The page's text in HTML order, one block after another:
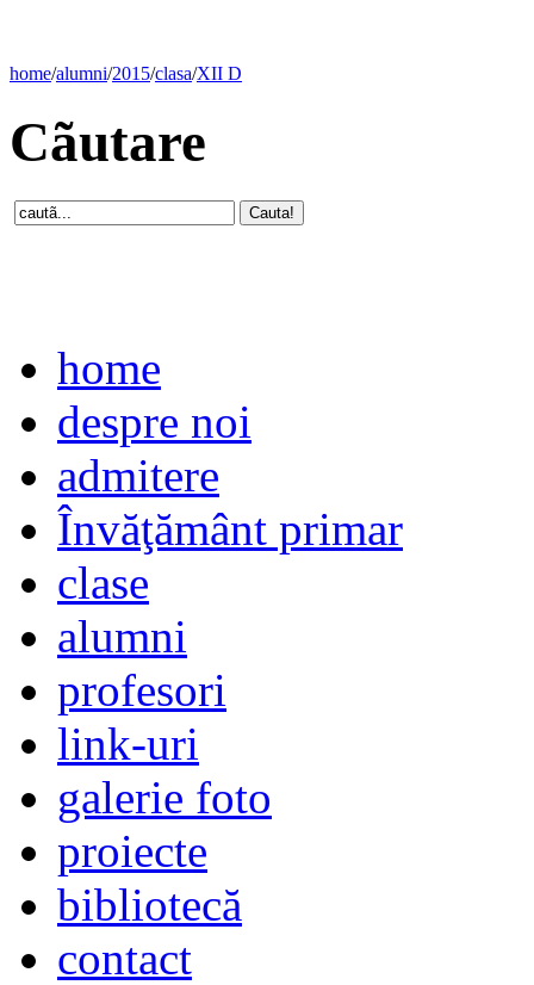
home/alumni/2015/clasa/XII D
Cãutare
home
despre noi
admitere
Învăţământ primar
clase
alumni
profesori
link-uri
galerie foto
proiecte
bibliotecă
contact